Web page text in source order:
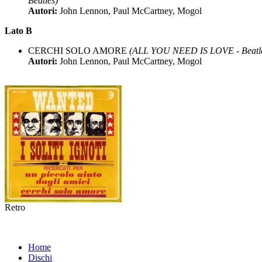
Autori: John Lennon, Paul McCartney, Mogol
Lato B
CERCHI SOLO AMORE (ALL YOU NEED IS LOVE -
Autori: John Lennon, Paul McCartney, Mogol
Retro
Home
Dischi